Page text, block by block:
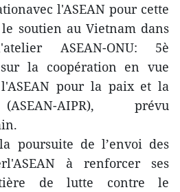
l'ASEAN pour cette
soutien au Vietnam dans
ASEAN-ONU: 5è
la coopération en vue
pour la paix et la
AIPR), prévu
poursuite de l’envoi des
à renforcer ses
de lutte contre le